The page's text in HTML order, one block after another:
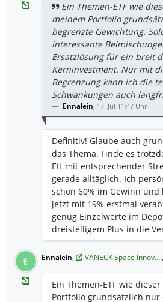
Ein Themen-ETF wie
meinem Portfolio
begrenzte Gewichtung.
interessante
Ersatzlösung für ein breit
Kerninvestment. Nur mit
Begrenzung kann ich die
Schwankungen auch
Ennalein, 17. Jul 11:47 Uhr
Definitiv! Glaube auch
das Thema. Finde es
Etf mit entsprechender
gerade alltäglich. Ich
schon 60% im Gewinn und
jetzt mit 19% erstmal
genug Einzelwerte im
dreistelligem Plus in die
gelaufen bin.
E Ennalein, VANECK Space Innov…
Ein Themen-ETF wie
Portfolio grundsätzlich nur